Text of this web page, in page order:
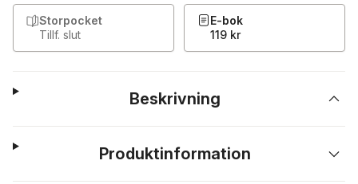
Storpocket
Tillf. slut
E-bok
119 kr
Beskrivning
Produktinformation